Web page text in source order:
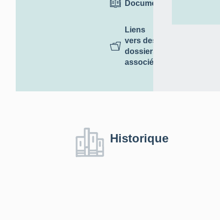
Documentation
Liens
vers des
dossiers
associés
Historique